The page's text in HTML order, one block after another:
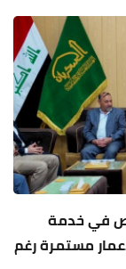
في خدمة
مستمرة رغم